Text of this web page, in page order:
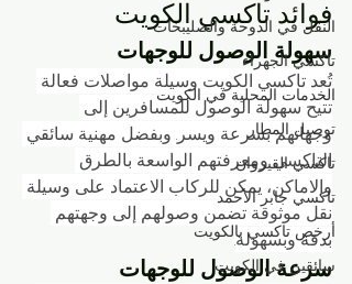
النقل في الدوحة والصليبخات
تاكسي الجهراء
الخدمات المحلية في الكويت
توصيل المطار
تاكسي القيروان
تاكسي جابر الأحمد
أرخص تاكسي بالكويت
سائقين في الكويت
فوائد تاكسي الكويت
سهولة الوصول للوجهات
تُعد تاكسي الكويت وسيلة مواصلات فعالة
تتيح سهولة الوصول للمسافرين إلى
وجهاتهم بسرعة ويسر. وبفضل مهنية سائقي
التاكسي ومعرفتهم الواسعة بالطرق
والاماكن، يمكن للركاب الاعتماد على وسيلة
نقل موثوقة تضمن وصولهم إلى وجهتهم
بدقة وبسهولة.
سرعة الوصول للوجهات